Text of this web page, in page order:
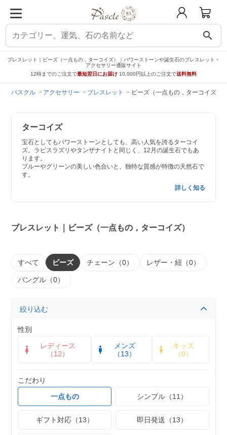
search
ブレスレット｜ビーズ（一点もの，ターコイズ）｜パワーストーンや誕生石のブレスレット・
アクセサリー通販サイト
12時までのご注文で最短翌日にお届け 10,000円以上のご注文で送料無料
パスクル アクセサリー ブレスレット ビーズ（一点もの，ターコイズ）
ターコイズ
宝石としてもパワーストーンとしても、高い人気を誇るターコイ
ズ。ラピスラズリやタンザナイトと同じく、12月の誕生石でもあ
ります。
ブルーやグリーンの美しい色合いと、独特な質感が特徴の天然石で
す。
詳しく知る
ブレスレット｜ビーズ（一点もの，ターコイズ）
すべて ビーズ チェーン（0） レザー・紐（0）
バングル（0）
絞り込む
性別
レディース
（12）
メンズ
（13）
キッズ
（0）
こだわり
一点もの
シンプル（11）
ギフト対応（13） 即日発送（13）